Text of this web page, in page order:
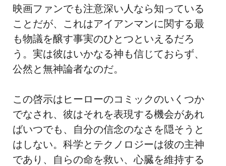
映画ファンでも注意深い人なら知っている
ことだが、これはアイアンマンに関する最
も物議を醸す事実のひとつといえるだろ
う。実は彼はいかなる神も信じておらず、
公然と無神論者なのだ。
この啓示はヒーローのコミックのいくつか
でなされ、彼はそれを表現する機会があれ
ばいつでも、自分の信念のなさを隠そうと
はしない。科学とテクノロジーは彼の主神
であり、自らの命を救い、心臓を維持する